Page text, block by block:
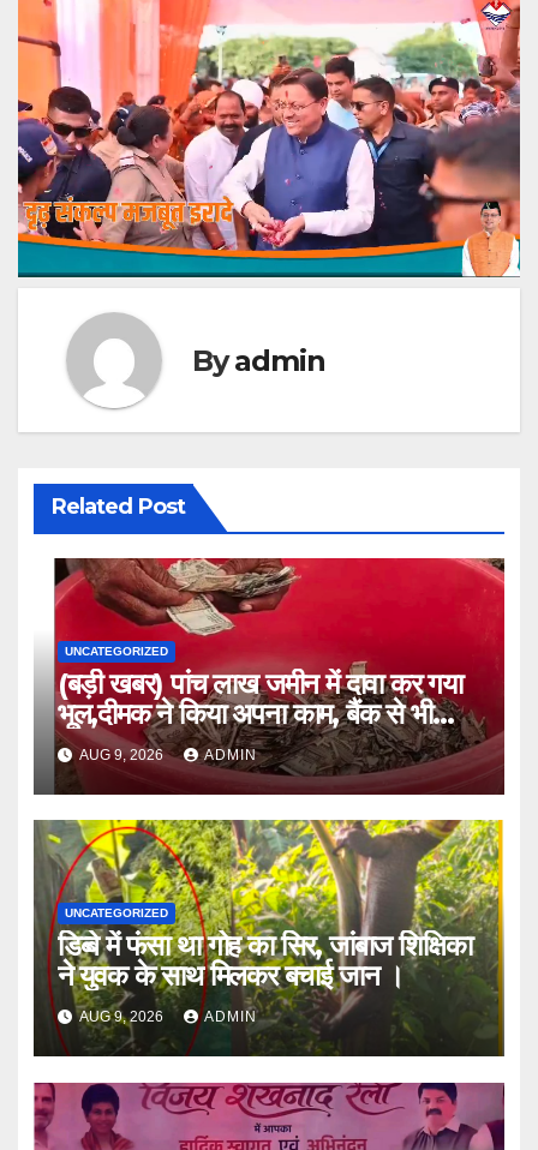
Byadmin
Related Post
UNCATEGORIZED
(बड़ी खबर) पांच लाख जमीन में दावा कर गया
भूल,दीमक ने किया अपना काम, बैंक से भी
लौटा हताश ।।
AUG 9, 2026 ADMIN
UNCATEGORIZED
डिब्बे में फंसा था गोह का सिर, जांबाज शिक्षिका
ने युवक के साथ मिलकर बचाई जान ।
AUG 9, 2026 ADMIN